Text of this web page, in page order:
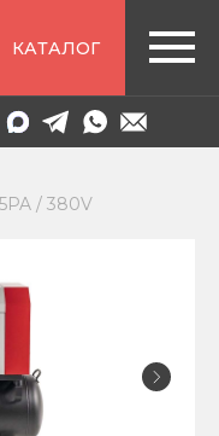
КАТАЛОГ
/ 380V